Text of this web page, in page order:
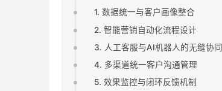
1. 数据统一与客户画像整合
2. 智能营销自动化流程设计
3. 人工客服与AI机器人的无缝协同
4. 多渠道统一客户沟通管理
5. 效果监控与闭环反馈机制